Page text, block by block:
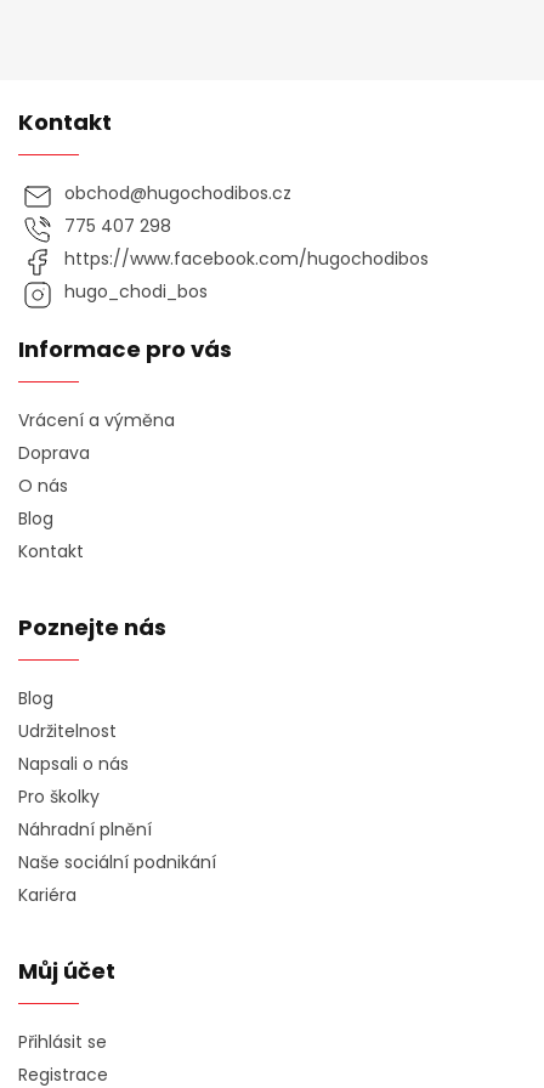
Kontakt
obchod@hugochodibos.cz
775 407 298
https://www.facebook.com/hugochodibos
hugo_chodi_bos
Informace pro vás
Vrácení a výměna
Doprava
O nás
Blog
Kontakt
Poznejte nás
Blog
Udržitelnost
Napsali o nás
Pro školky
Náhradní plnění
Naše sociální podnikání
Kariéra
Můj účet
Přihlásit se
Registrace